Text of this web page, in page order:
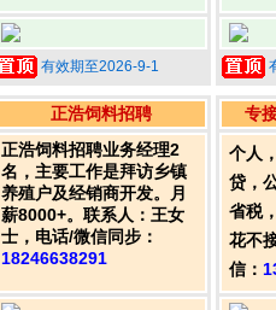
有效期至2026-9-1
正浩饲料招聘
正浩饲料招聘业务经理2
名，主要工作是拜访乡镇
养殖户及经销商开发。月
薪8000+。联系人：王女
士，电话/微信同步：
18246638291
专
个人
贷，
省税
花不
信：